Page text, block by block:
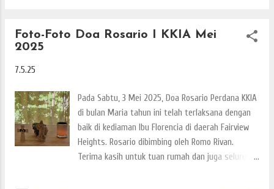
Foto-Foto Doa Rosario I KKIA Mei
2025
7.5.25
Pada Sabtu, 3 Mei 2025, Doa Rosario Perdana KKIA
di bulan Maria tahun ini telah terlaksana dengan
baik di kediaman Ibu Florencia di daerah Fairview
Heights. Rosario dibimbing oleh Romo Rivan.
Terima kasih untuk tuan rumah dan juga seluruh